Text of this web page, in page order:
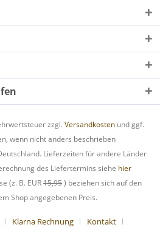
zzgl. Versandkosten und ggf.
wenn nicht anders beschrieben
Lieferzeiten für andere Länder
des Liefertermins siehe hier
(z. B. EUR15,95) beziehen sich auf den
Shop angegebenen Preis.
Klarna Rechnung
Kontakt